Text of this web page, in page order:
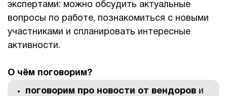
экспертами: можно обсудить актуальные
вопросы по работе, познакомиться с новыми
участниками и спланировать интересные
активности.
О чём поговорим?
поговорим про новости от вендоров и